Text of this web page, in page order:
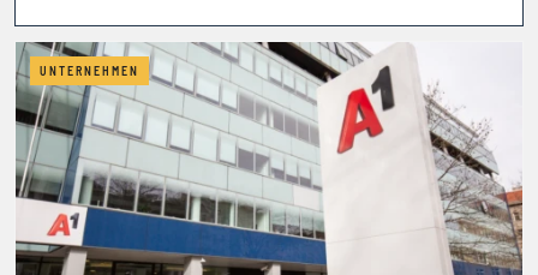
UNTERNEHMEN